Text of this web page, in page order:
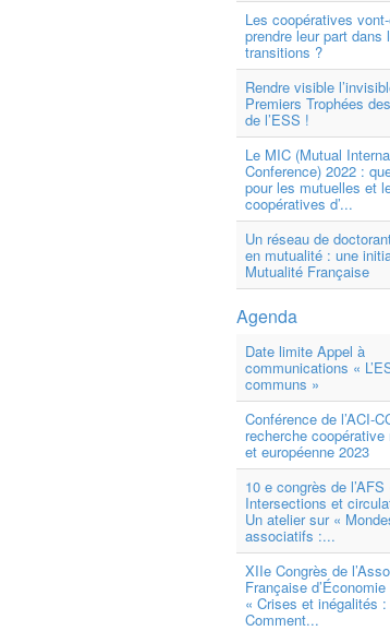
Les coopératives
prendre leur part dans
transitions ?
Rendre visible
Premiers Trophées
de l’ESS !
Le MIC (Mutual
Conference) 2022 :
pour les mutuelles et
coopératives d’...
Un réseau de
en mutualité : une
Mutualité Française
Agenda
Date limite Appel à
communications «
communs »
Conférence de l’ACI-
recherche coopérative
et européenne 2023
10 e congrès de l’AFS
Intersections et
Un atelier sur «
associatifs :...
XIIe Congrès de
Française
« Crises et inégalités :
Comment...